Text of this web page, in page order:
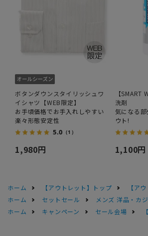
ボタンダウンスタイリッシュワ
イシャツ【WEB限定】
お手頃価格でお手入れしやすい
楽々形態安定性
5.0 （1）
1,980円
【SMART
洗剤
気になる
ウト!
1,100円
ホーム 【アウトレット】トップ 【ア
ホーム
セットセール
メンズ 洋品・カ
ホーム
キャンペーン セール会場